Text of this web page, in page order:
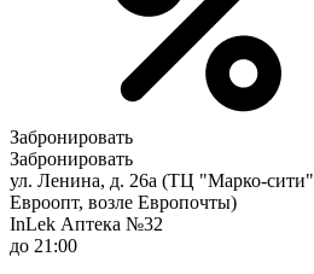
Забронировать
Забронировать
ул. Ленина, д. 26а (ТЦ "Марко-
Евроопт, возле Европочты)
InLek Аптека №32
до 21:00